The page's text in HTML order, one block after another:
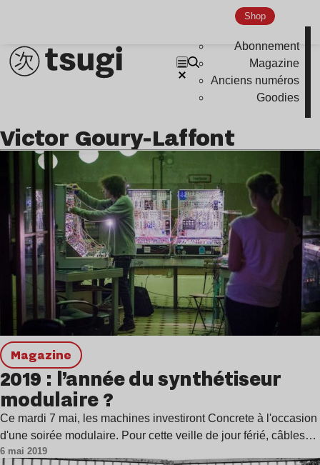
Shop
Abonnement
Magazine
Anciens numéros
Goodies
Victor Goury-Laffont
magazine
2019 : l’année du synthétiseur
modulaire ?
Ce mardi 7 mai, les machines investiront Concrete à l'occasion
d'une soirée modulaire. Pour cette veille de jour férié, câbles…
6 mai 2019